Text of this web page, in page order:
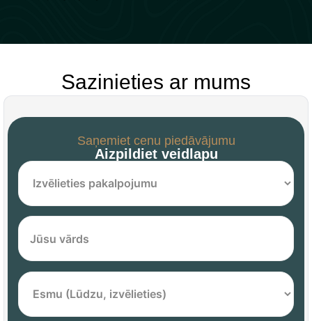
Sazinieties ar mums
Saņemiet cenu piedāvājumu
Aizpildiet veidlapu